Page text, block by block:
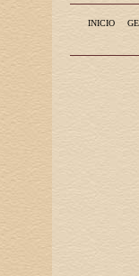
INICIO